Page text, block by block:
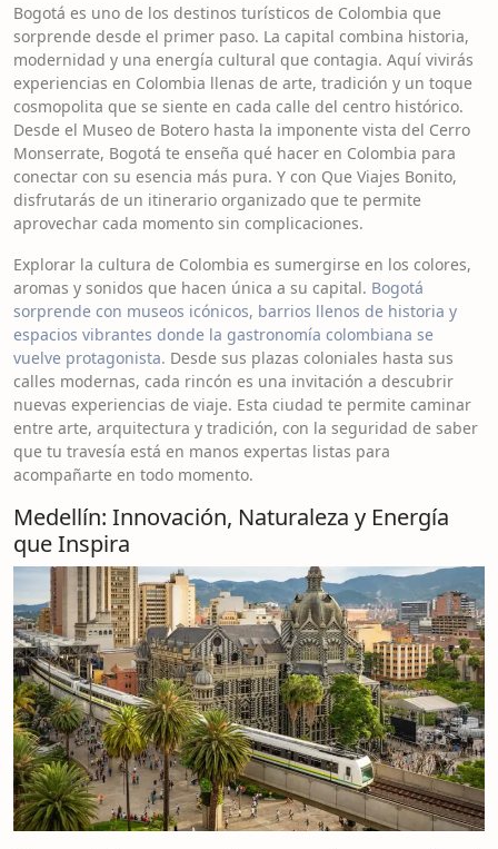
Bogotá es uno de los destinos turísticos de Colombia que
sorprende desde el primer paso. La capital combina historia,
modernidad y una energía cultural que contagia. Aquí vivirás
experiencias en Colombia llenas de arte, tradición y un toque
cosmopolita que se siente en cada calle del centro histórico.
Desde el Museo de Botero hasta la imponente vista del Cerro
Monserrate, Bogotá te enseña qué hacer en Colombia para
conectar con su esencia más pura. Y con Que Viajes Bonito,
disfrutarás de un itinerario organizado que te permite
aprovechar cada momento sin complicaciones.
Explorar la cultura de Colombia es sumergirse en los colores,
aromas y sonidos que hacen única a su capital. Bogotá
sorprende con museos icónicos, barrios llenos de historia y
espacios vibrantes donde la gastronomía colombiana se
vuelve protagonista. Desde sus plazas coloniales hasta sus
calles modernas, cada rincón es una invitación a descubrir
nuevas experiencias de viaje. Esta ciudad te permite caminar
entre arte, arquitectura y tradición, con la seguridad de saber
que tu travesía está en manos expertas listas para
acompañarte en todo momento.
Medellín: Innovación, Naturaleza y Energía
que Inspira